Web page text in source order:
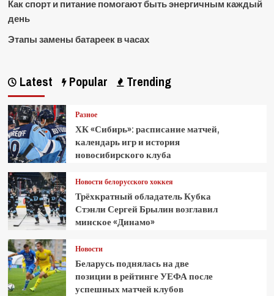
Как спорт и питание помогают быть энергичным каждый
день
Этапы замены батареек в часах
Latest Popular Trending
Разное
ХК «Сибирь»: расписание матчей,
календарь игр и история
новосибирского клуба
Новости белорусского хоккея
Трёхкратный обладатель Кубка
Стэнли Сергей Брылин возглавил
минское «Динамо»
Новости
Беларусь поднялась на две
позиции в рейтинге УЕФА после
успешных матчей клубов